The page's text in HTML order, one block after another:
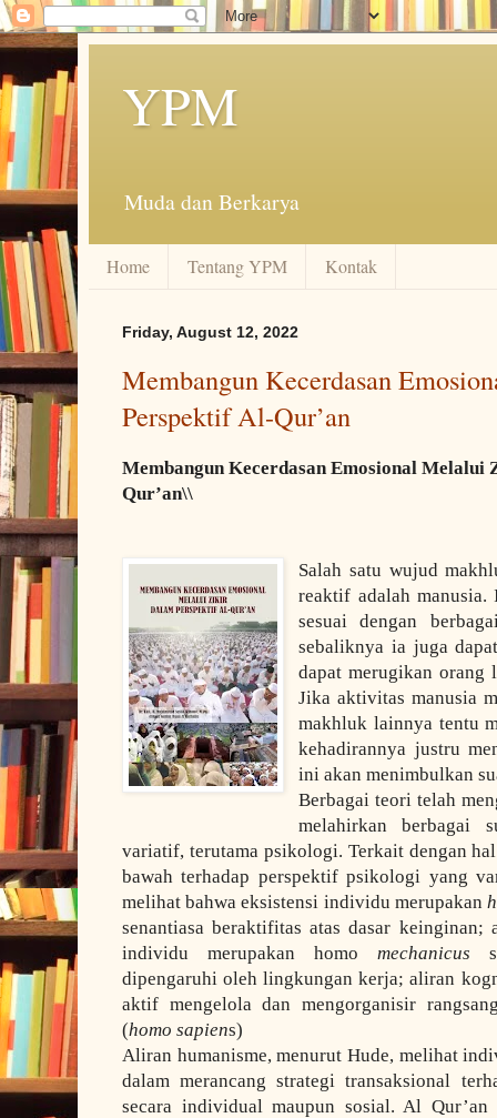
YPM
Muda dan Berkarya
Home Tentang YPM Kontak
Friday, August 12, 2022
Membangun Kecerdasan
Perspektif Al-Qur’an
Membangun Kecerdasan Emosional
Qur’an\\
Salah satu wujud
reaktif adalah manusia.
sesuai dengan
sebaliknya ia juga
dapat merugikan
Jika aktivitas manusia
makhluk lainnya tentu
kehadirannya justru
ini akan menimbulkan
Berbagai teori telah
melahirkan berbagai
variatif, terutama psikologi. Terkait dengan
bawah terhadap perspektif psikologi yang
melihat bahwa eksistensi individu merupakan
senantiasa beraktifitas atas dasar keinginan;
individu merupakan homo mechanicus
dipengaruhi oleh lingkungan kerja; aliran
aktif mengelola dan mengorganisir
(homo sapiens)
Aliran humanisme, menurut Hude, melihat
dalam merancang strategi transaksional
secara individual maupun sosial. Al